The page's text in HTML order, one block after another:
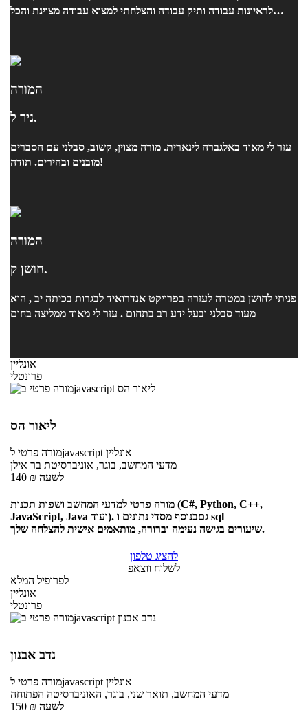
לראיונות עבודה ותיק עבודה והצלחתי למצוא עבודה מצוינת והכל
המורה
ניר ל.
עזר לי מאוד באלגברה לינארית. מורה מצוין, קשוב, סבלני עם הסברים
מובנים ובהירים. תודה!
המורה
חושן ק.
פניתי לחושן במטרה לעזרה בפרויקט אנדרואיד לבגרות בכיתה יב , הוא
מעוד סבלני ובעל ידע רב בתחום . עזר לי מאוד ממליצה בחום
אונליין
פרונטלי
ליאור הס
מורה פרטילjavascript אונליין
מדעי המחשב, בוגר, אוניברסיטת בר אילן
140 ₪ לשעה
מורה פרטי למדעי המחשב ושפות תכנות (C#, Python, C++,
JavaScript, Java ועוד). גםבנוסף מסדי נתונים ו sql
שיעורים בגישה נעימה וברורה, מותאמים אישית להצלחה שלך.
להציג טלפון
לשלוח ווצאפ
לפרופיל המלא
אונליין
פרונטלי
נדב אבנון
מורה פרטילjavascript אונליין
מדעי המחשב, תואר שני, בוגר, האוניברסיטה הפתוחה
150 ₪ לשעה